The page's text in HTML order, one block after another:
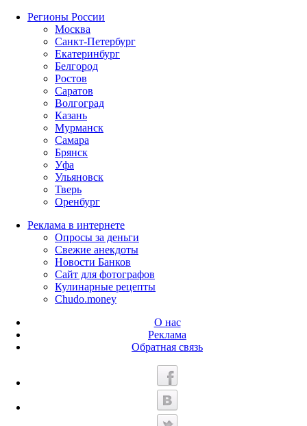
Регионы России
Москва
Санкт-Петербург
Екатеринбург
Белгород
Ростов
Саратов
Волгоград
Казань
Мурманск
Самара
Брянск
Уфа
Ульяновск
Тверь
Оренбург
Реклама в интернете
Опросы за деньги
Свежие анекдоты
Новости Банков
Сайт для фотографов
Кулинарные рецепты
Chudo.money
О нас
Реклама
Обратная связь